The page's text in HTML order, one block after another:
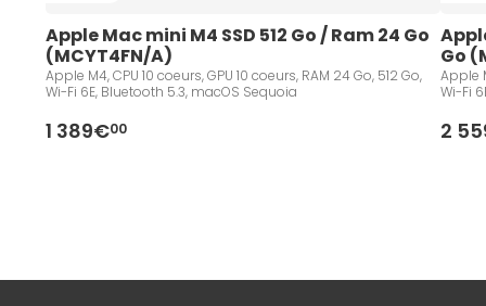
Apple Mac mini M4 SSD 512 Go / Ram 24 Go
(MCYT4FN/A)
Apple M4, CPU 10 coeurs, GPU 10 coeurs, RAM 24 Go, 512 Go,
Wi-Fi 6E, Bluetooth 5.3, macOS Sequoia
1 389€00
Go
Apple
Wi-Fi
2